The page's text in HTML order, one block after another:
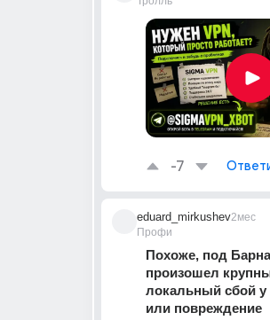
-7
eduard_mirkushev
Профи
2мес
Похоже, под
произошел
локальный сбой у
или повреждение